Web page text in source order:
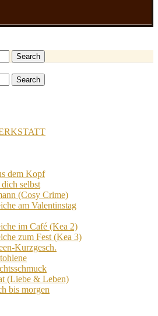
Search
Search
dem Kopf
selbst
(Cosy Crime)
am Valentinstag
im Café (Kea 2)
zum Fest (Kea 3)
Kurzgesch.
(Liebe & Leben)
bis morgen